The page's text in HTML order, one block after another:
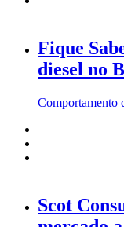
Fique
diesel no
Comportamento
Scot